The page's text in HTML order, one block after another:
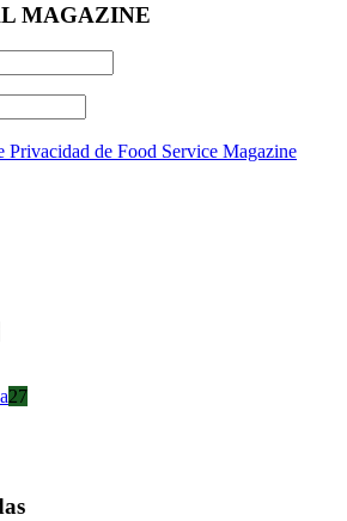
MAGAZINE
Privacidad de Food Service Magazine
27